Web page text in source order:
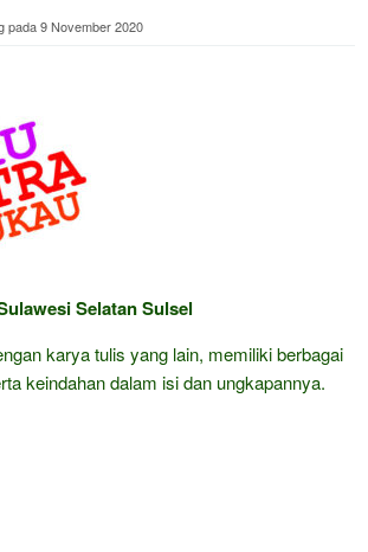
pada9 November 2020
Selatan Sulsel
karya tulis yang lain, memiliki berbagai
keindahan dalam isi dan ungkapannya.